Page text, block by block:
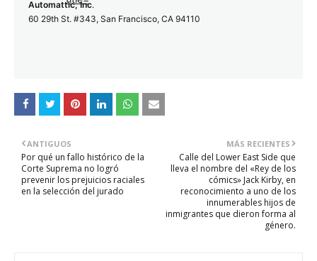
Automattic, Inc.
60 29th St. #343, San Francisco, CA 94110
MÁS RECIENTES
Calle del Lower East Side que
lleva el nombre del «Rey de los
cómics» Jack Kirby, en
reconocimiento a uno de los
innumerables hijos de
inmigrantes que dieron forma al
género.
ANTIGUOS
Por qué un fallo histórico de la
Corte Suprema no logró
prevenir los prejuicios raciales
en la selección del jurado